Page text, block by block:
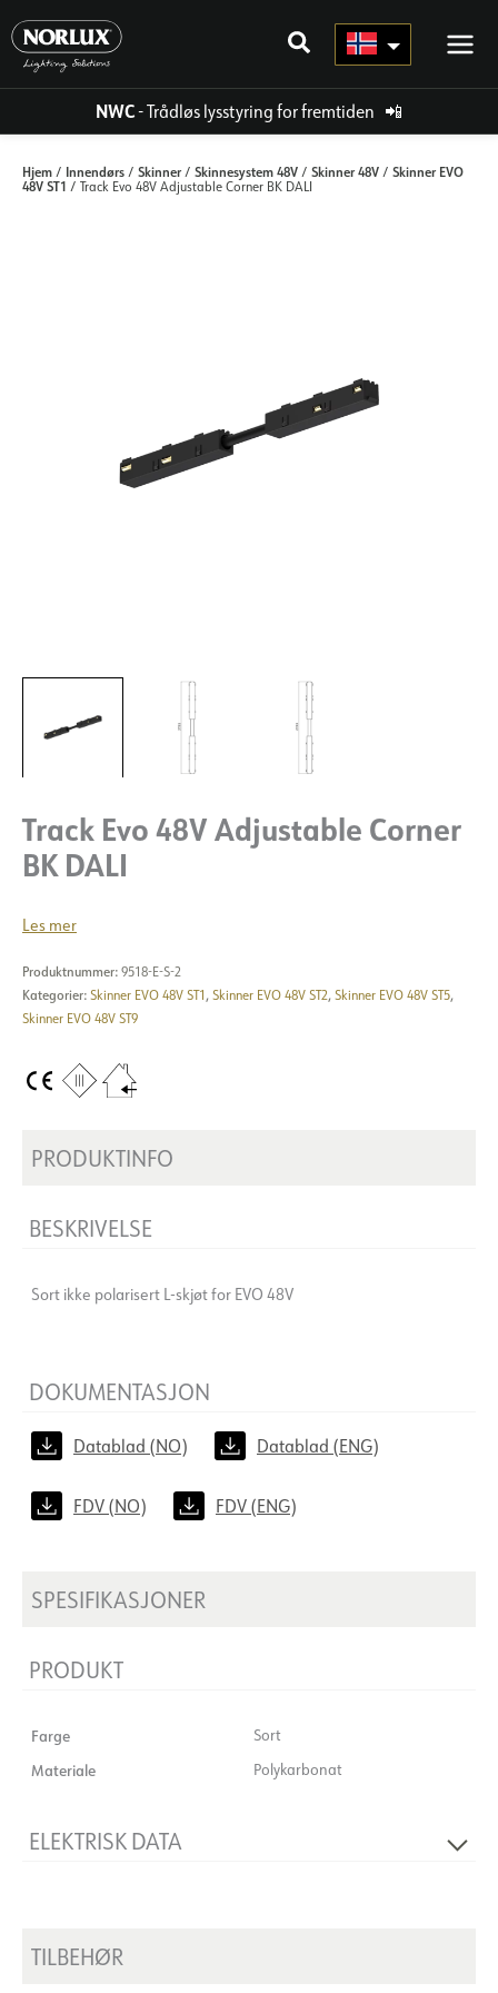
rett
innholdet
NWC- Trådløs lysstyring for fremtiden 📲
Hjem / Innendørs / Skinner/ Skinnesystem 48V / Skinner 48V / Skinner EVO
48V ST1 / Track Evo 48V Adjustable Corner BK DALI
Track Evo 48V Adjustable Corner
BK DALI
Les mer
Produktnummer: 9518-E-S-2
Kategorier: Skinner EVO 48V ST1 , Skinner EVO 48V ST2, Skinner EVO 48V ST5,
Skinner EVO 48V ST9
PRODUKTINFO
BESKRIVELSE
Sort ikke polarisert L-skjøt for EVO 48V
DOKUMENTASJON
Datablad (NO) Datablad (ENG)
FDV (NO) FDV (ENG)
SPESIFIKASJONER
PRODUKT
Farge Sort
Materiale Polykarbonat
ELEKTRISK DATA
TILBEHØR